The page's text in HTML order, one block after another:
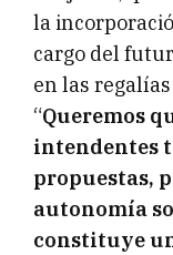
la
cargo del
en las
“Queremos
intendentes
propuestas,
autonomía
constituye